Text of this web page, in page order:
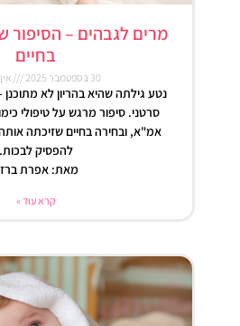
מרים לגבהים –
בחיים
30 בספטמבר 2025
נטע גילתה שהיא בהריון לא מתוכנן
סרטני. סיפור מרגש על טיפולי
אמ"א, ובחירה בחיים שזיכתה
להפסיק לבכות.
מאת: אפרת
קרא עוד »